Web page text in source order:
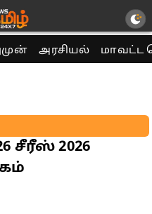
அரசியல் மாவட்ட
சீரீஸ் 2026